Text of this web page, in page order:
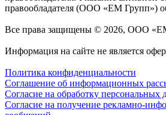
правообладателя (ООО «ЕМ Групп»)
Все права защищены © 2026, ООО
Информация на сайте не является
Политика конфиденциальности
Соглашение об информационных
Cогласие на обработку персональных
Согласие на получение рекламно-